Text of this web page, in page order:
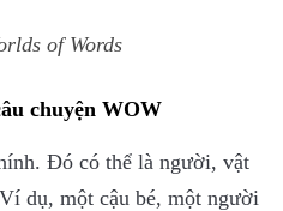
of Words
chuyện WOW
Đó có thể là người, vật
dụ, một cậu bé, một người